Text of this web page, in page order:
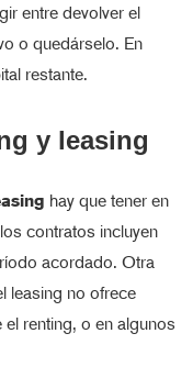
entre devolver el
o quedárselo. En
restante.
y leasing
hay que tener en
contratos incluyen
acordado. Otra
leasing no ofrece
renting, o en algunos